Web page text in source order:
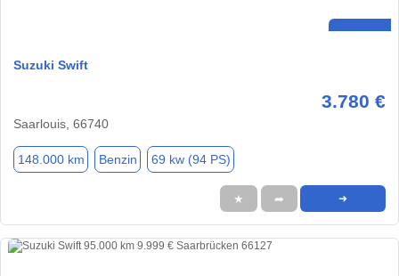
Suzuki Swift
3.780 €
Saarlouis, 66740
148.000 km Benzin 69 kw (94 PS)
★ ➦ ➜